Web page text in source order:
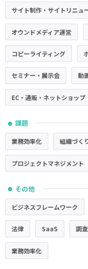
サイト制作・サイトリニュ
オウンドメディア運営
コピーライティング
セミナー・展示会 動
EC・通販・ネットショップ
● 課題
業務効率化 組織づく
プロジェクトマネジメント
● その他
ビジネスフレームワーク
法律 SaaS 調
業務効率化